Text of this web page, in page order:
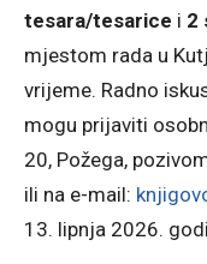
tesara/tesarice i 2
mjestom rada u
vrijeme. Radno
mogu prijaviti
20, Požega,
ili na e-mail:
13. lipnja 2026.